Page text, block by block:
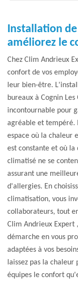
Installation
améliorez le
Chez Clim Andrieux
confort de vos
leur bien-être.
bureaux à Cognin
incontournable pour
agréable et tempéré.
espace où la chaleur
est constante et où la
climatisé ne se
assurant une
d'allergies. En
climatisation, vous
collaborateurs, tout
Clim Andrieux Expert
démarche en vous
adaptées à vos
laissez pas la
équipes le confort